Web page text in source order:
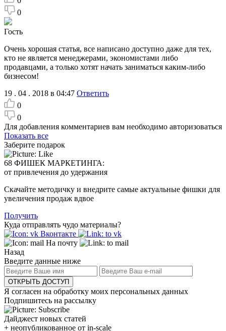
0
Гость
Очень хорошая статья, все написано доступно даже для тех,
кто не является менеджерами, экономистами либо
продавцами, а только хотят начать заниматься каким-либо
бизнесом!
19 . 04 . 2018 в 04:47 Ответить
0
0
Для добавления комментариев вам необходимо авторизоваться
Показать все
Заберите подарок
68 ФИШЕК МАРКЕТИНГА:
от привлечения до удержания
Скачайте методичку и внедрите самые актуальные фишки для
увеличения продаж вдвое
Получить
Куда отправлять чудо материалы?
Вконтакте
На почту
Назад
Введите данные ниже
ОТКРЫТЬ ДОСТУП
Я согласен на обработку моих персональных данных
Подпишитесь на рассылку
Дайджест новых статей
+ неопубликованное от in-scale